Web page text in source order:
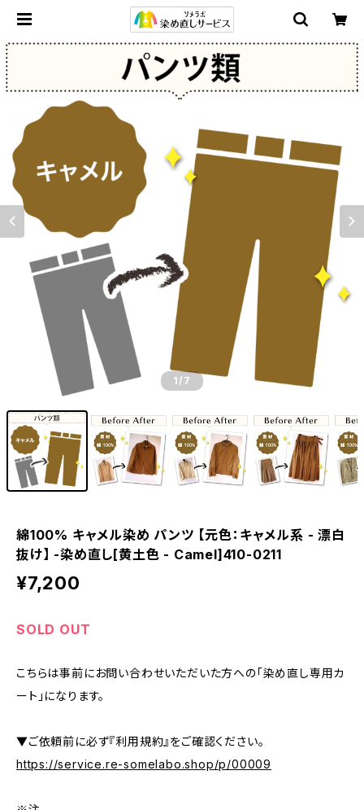
1 /7
綿100% キャメル染め パンツ 【元色：キャメル系 - 漂白
抜け】 -染め直し[黄土色 - Camel]410-0211
¥7,200
SOLD OUT
こちらは事前にお問い合わせいただいた方への「染め直し専用カ
ート」になります。
▼ご依頼前に必ず『利用規約』をご確認ください。
https://service.re-somelabo.shop/p/00009